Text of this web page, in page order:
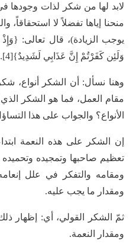
لابد لها من شكر لذات وجودها في
منحنا إياها تفضلاً لا
يوجب الزيادة)، قال تعالى:
وَلَئِن كَفَرْتُمْ إِنَّ عَذَابِي لَشَدِيدٌ}[4].
وهنا نسأل: أن الشكر أنواع،
مقام العمل، فما هو الشكر
الأنواع؟ والجواب على هذا
إن الشكر على هذه النعمة
تعظيم صاحبها وتمجيده وتحميده
ومقامه والتفكر في علل
ومقدار ما يجب عليه.
ثمّ الشكر القولي، أي: إظهار
ومقدار النعمة.